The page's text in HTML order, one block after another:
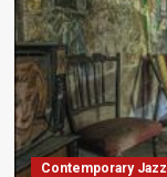
Contemporary Jazz